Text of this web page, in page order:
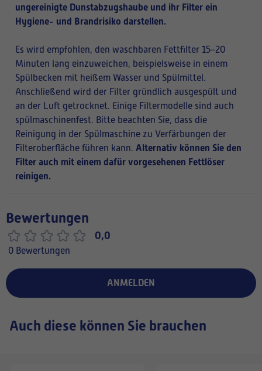
ungereinigte Dunstabzugshaube und ihr Filter ein
Hygiene- und Brandrisiko darstellen.
Es wird empfohlen, den waschbaren Fettfilter 15–20
Minuten lang einzuweichen, beispielsweise in einem
Spülbecken mit heißem Wasser und Spülmittel.
Anschließend wird der Filter gründlich ausgespült und
an der Luft getrocknet. Einige Filtermodelle sind auch
spülmaschinenfest. Bitte beachten Sie, dass die
Reinigung in der Spülmaschine zu Verfärbungen der
Filteroberfläche führen kann. Alternativ können Sie den
Filter auch mit einem dafür vorgesehenen Fettlöser
reinigen.
Bewertungen
0,0
0 Bewertungen
ANMELDEN
Auch diese können Sie brauchen